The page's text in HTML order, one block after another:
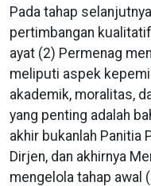
Pada tahap
pertimbangan
ayat (2) Permenag
meliputi aspek
akademik, moralitas,
yang penting adalah
akhir bukanlah Panitia
Dirjen, dan akhirnya
mengelola tahap awal